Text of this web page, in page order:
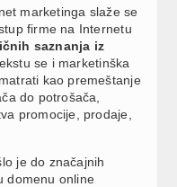
marketinga slaže se
firme na Internetu
saznanja iz
se i marketinška
kao premeštanje
do potrošača,
promocije, prodaje,
je do značajnih
domenu online